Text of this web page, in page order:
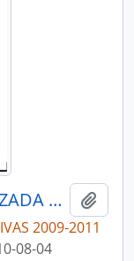
ACTAS COMISIÓN ESPECIALIZADA PERMANENTE DEL RÉGIMEN ECONÓMICO Y TRIBUTARIO Y SU REGULACIÓN Y CONTROL
2009-2011
08-04